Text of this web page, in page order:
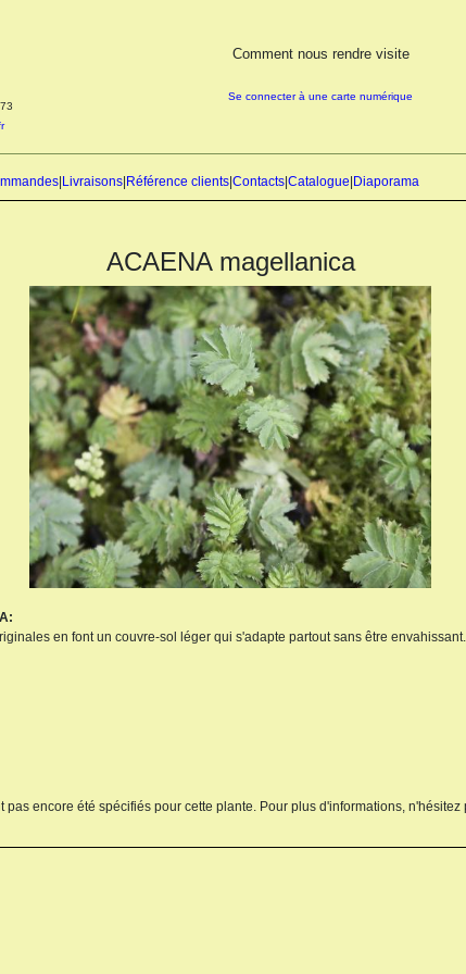
Comment nous rendre visite
Se connecter à une carte numérique
Livraisons Référence clients Contacts Catalogue Diaporama
ACAENA magellanica
en font un couvre-sol léger qui s'adapte partout sans être
pas encore été spécifiés pour cette plante. Pour plus d'informations, n'hésitez